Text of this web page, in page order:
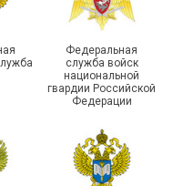
краю приняли участие в
туристическом слете
Федеральная
служба войск
национальной
гвардии Российской
Федерации